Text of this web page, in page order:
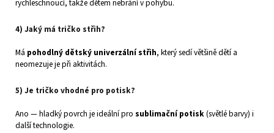
rychleschnoucí, takže dětem nebrání v pohybu.
4) Jaký má tričko střih?
Má pohodlný dětský univerzální střih, který sedí většině dětí a
neomezuje je při aktivitách.
5) Je tričko vhodné pro potisk?
Ano — hladký povrch je ideální pro sublimační potisk(světlé barvy) i
další technologie.